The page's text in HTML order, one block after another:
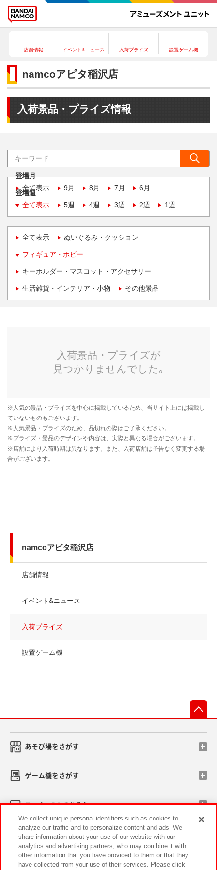
店舗情報 イベント&ニュース 入荷プライズ 設置ゲーム機
namcoアピタ稲沢店
入荷景品・プライズ情報
登場月
全て表示
9月 8月 7月 6月
登場週
全て表示
5週 4週 3週 2週 1週
全て表示 ぬいぐるみ・クッション
フィギュア・ホビー
キーホルダー・マスコット・アクセサリー
生活雑貨・インテリア・小物 その他景品
namcoアピタ稲沢店
店舗情報
イベント&ニュース
入荷プライズ
設置ゲーム機
あそび場をさがす
ゲーム機をさがす
スマホ・PCであそぶ
イベント・キャンペーン
We collect unique personal identifiers such as cookies to
analyze our traffic and to personalize content and ads. We
share information about your use of our website with our
analytics and advertising partners, who may combine it with
other information that you have provided to them or that they
have collected from your use of their services. Please click